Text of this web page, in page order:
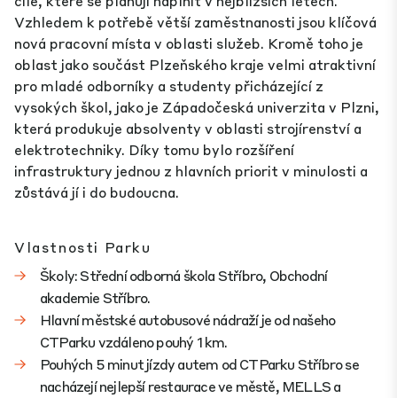
Vzhledem k potřebě větší zaměstnanosti jsou klíčová
nová pracovní místa v oblasti služeb. Kromě toho je
oblast jako součást Plzeňského kraje velmi atraktivní
pro mladé odborníky a studenty přicházející z
vysokých škol, jako je Západočeská univerzita v Plzni,
která produkuje absolventy v oblasti strojírenství a
elektrotechniky. Díky tomu bylo rozšíření
infrastruktury jednou z hlavních priorit v minulosti a
zůstává jí i do budoucna.
Vlastnosti Parku
Školy: Střední odborná škola Stříbro, Obchodní
akademie Stříbro.
Hlavní městské autobusové nádraží je od našeho
CTParku vzdáleno pouhý 1 km.
Pouhých 5 minut jízdy autem od CTParku Stříbro se
nacházejí nejlepší restaurace ve městě, MELLS a